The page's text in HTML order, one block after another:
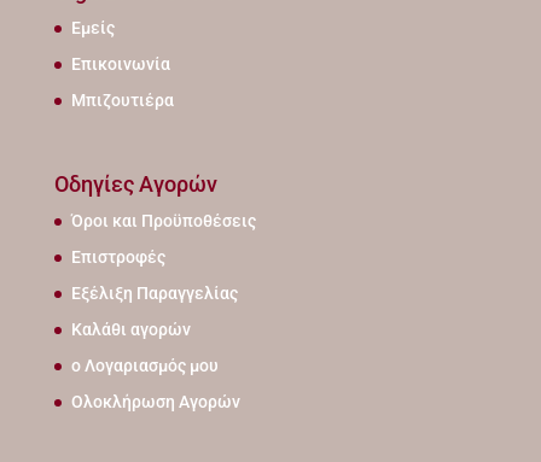
Εμείς
Επικοινωνία
Μπιζουτιέρα
Οδηγίες Αγορών
Όροι και Προϋποθέσεις
Επιστροφές
Εξέλιξη Παραγγελίας
Καλάθι αγορών
ο Λογαριασμός μου
Ολοκλήρωση Αγορών